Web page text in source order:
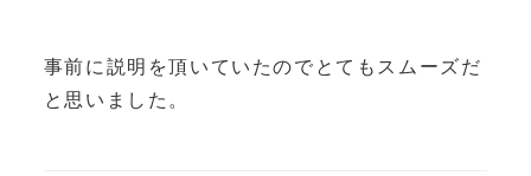
事前に説明を頂いていたのでとてもスムーズだ
と思いました。